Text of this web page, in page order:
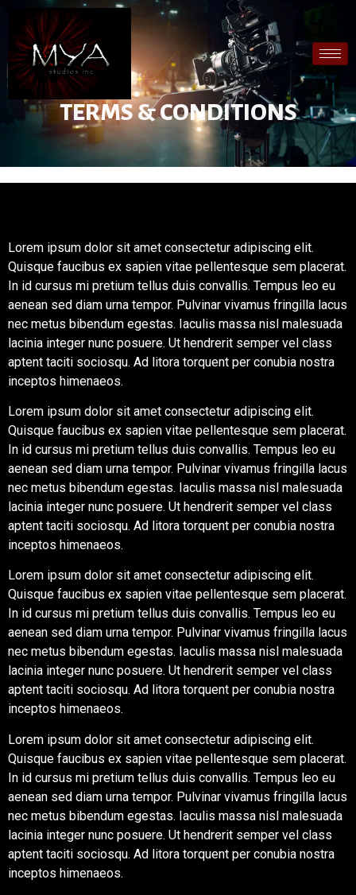
TERMS & CONDITIONS
Lorem ipsum dolor sit amet consectetur adipiscing elit.
Quisque faucibus ex sapien vitae pellentesque sem placerat.
In id cursus mi pretium tellus duis convallis. Tempus leo eu
aenean sed diam urna tempor. Pulvinar vivamus fringilla lacus
nec metus bibendum egestas. Iaculis massa nisl malesuada
lacinia integer nunc posuere. Ut hendrerit semper vel class
aptent taciti sociosqu. Ad litora torquent per conubia nostra
inceptos himenaeos.
Lorem ipsum dolor sit amet consectetur adipiscing elit.
Quisque faucibus ex sapien vitae pellentesque sem placerat.
In id cursus mi pretium tellus duis convallis. Tempus leo eu
aenean sed diam urna tempor. Pulvinar vivamus fringilla lacus
nec metus bibendum egestas. Iaculis massa nisl malesuada
lacinia integer nunc posuere. Ut hendrerit semper vel class
aptent taciti sociosqu. Ad litora torquent per conubia nostra
inceptos himenaeos.
Lorem ipsum dolor sit amet consectetur adipiscing elit.
Quisque faucibus ex sapien vitae pellentesque sem placerat.
In id cursus mi pretium tellus duis convallis. Tempus leo eu
aenean sed diam urna tempor. Pulvinar vivamus fringilla lacus
nec metus bibendum egestas. Iaculis massa nisl malesuada
lacinia integer nunc posuere. Ut hendrerit semper vel class
aptent taciti sociosqu. Ad litora torquent per conubia nostra
inceptos himenaeos.
Lorem ipsum dolor sit amet consectetur adipiscing elit.
Quisque faucibus ex sapien vitae pellentesque sem placerat.
In id cursus mi pretium tellus duis convallis. Tempus leo eu
aenean sed diam urna tempor. Pulvinar vivamus fringilla lacus
nec metus bibendum egestas. Iaculis massa nisl malesuada
lacinia integer nunc posuere. Ut hendrerit semper vel class
aptent taciti sociosqu. Ad litora torquent per conubia nostra
inceptos himenaeos.